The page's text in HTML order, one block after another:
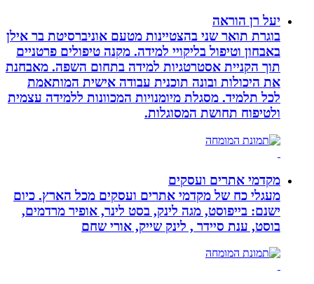
יעל רן הוראה
בוגרת תואר שני בהצטיינות מטעם אוניברסיטת בר אילן
באבחון וטיפול בליקויי למידה. מקנה טיפולים פרטניים
תוך הקניית אסטרטגיות למידה בתחום השפה. מאבחנת
את היכולות ובונה תוכנית עבודה אישית המותאמת
לכל תלמיד. מסגלת מיומנויות המכוונות ללמידה עצמית
ולטיפוח תחושת המסוגלות.
מקדמי אתרים ועסקים
מעגלי כח של מקדמי אתרים ועסקים מכל הארץ. כיום
ישנם: בייפוסט, מגה לינק, בסט לינר, אופיר מרדמים,
בוסט, ענת סיידר , לינק שייק, אורי שחם